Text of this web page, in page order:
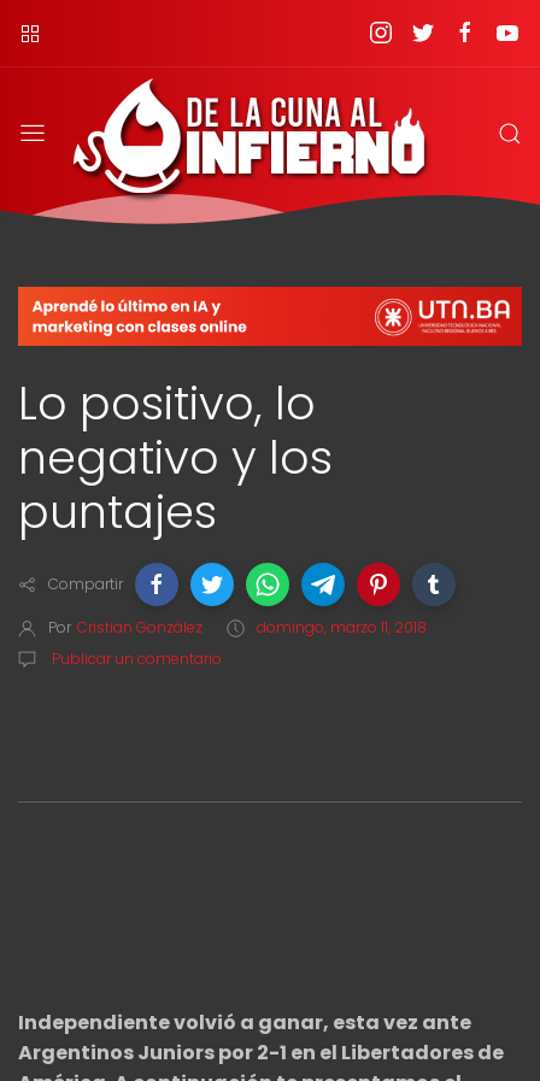
Lo positivo, lo
negativo y los
puntajes
Compartir
Por Cristian González
domingo, marzo 11, 2018
Publicar un comentario
Independiente volvió a ganar, esta vez ante
Argentinos Juniors por 2-1 en el Libertadores de